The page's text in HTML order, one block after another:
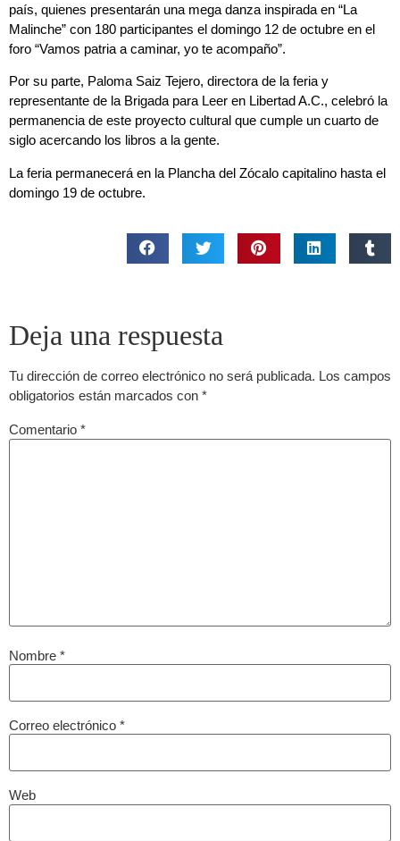
país, quienes presentarán una mega danza inspirada en “La
Malinche” con 180 participantes el domingo 12 de octubre en el
foro “Vamos patria a caminar, yo te acompaño”.
Por su parte, Paloma Saiz Tejero, directora de la feria y
representante de la Brigada para Leer en Libertad A.C., celebró la
permanencia de este proyecto cultural que cumple un cuarto de
siglo acercando los libros a la gente.
La feria permanecerá en la Plancha del Zócalo capitalino hasta el
domingo 19 de octubre.
Deja una respuesta
Tu dirección de correo electrónico no será publicada. Los campos
obligatorios están marcados con *
Comentario *
Nombre *
Correo electrónico *
Web